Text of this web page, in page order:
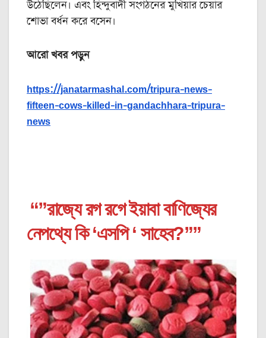
উঠেছিলেন। এবং হিন্দুবাদী সংগঠনের মুখিয়ার চেয়ার
শোভা বর্ধন করে বসেন।
আরো খবর পড়ুন
https://janatarmashal.com/tripura-news-
fifteen-cows-killed-in-gandachhara-tripura-
news
“”রাজ্যে রগ রগে ইয়াবা বাণিজ্যের
নেপথ্যে কি ‘এসপি ‘ সাহেব?””